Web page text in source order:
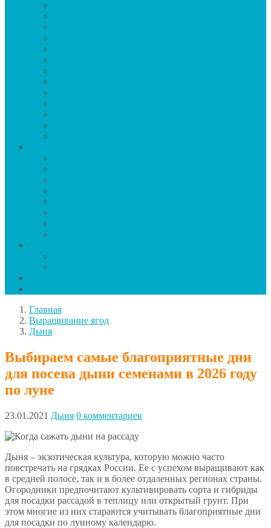
Главная
Выращивание ягод
Дыня
Выбираем самые благоприятные дни
для посева дыни семенами в 2026 году
по луне
23.01.2021 Дыня 0 комментариев
Дыня – экзотическая культура, которую можно часто
повстречать на грядках России. Ее с успехом выращивают как
в средней полосе, так и в более отдаленных регионах страны.
Огородники предпочитают культивировать сорта и гибриды
для посадки рассадой в теплицу или открытый грунт. При
этом многие из них стараются учитывать благоприятные дни
для посадки по лунному календарю.